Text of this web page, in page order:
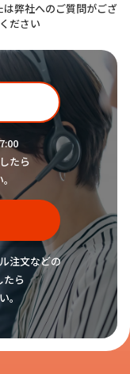
弊社へのご質問がござ
ださい
たら
注文などの
たら
。